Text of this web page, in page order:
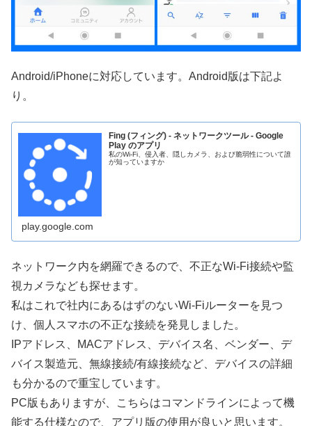
Android/iPhoneに対応しています。Android版は下記よ
り。
Fing (フィング) - ネットワークツール - Google
Play のアプリ
私のWi-Fi、侵入者、隠しカメラ、および脆弱性について誰
が知っていますか
play.google.com
ネットワーク内を網羅できるので、不正なWi-Fi接続や監
視カメラなども探せます。
私はこれで社内にあるはずのないWi-Fiルーターを見つ
け、個人スマホの不正な接続を発見しました。
IPアドレス、MACアドレス、デバイス名、ベンダー、デ
バイス製造元、無線接続/有線接続など、デバイスの詳細
も分かるので重宝しています。
PC版もありますが、こちらはコマンドラインによって機
能する仕様なので、アプリ版の使用が良いと思います。